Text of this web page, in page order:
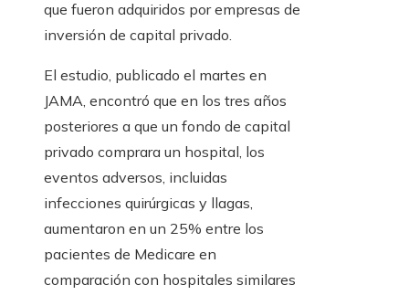
que fueron adquiridos por empresas de
inversión de capital privado.
El estudio, publicado el martes en
JAMA, encontró que en los tres años
posteriores a que un fondo de capital
privado comprara un hospital, los
eventos adversos, incluidas
infecciones quirúrgicas y llagas,
aumentaron en un 25% entre los
pacientes de Medicare en
comparación con hospitales similares